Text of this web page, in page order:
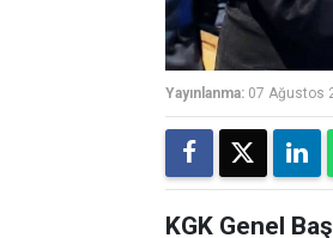
Yayınlanma: 07 Ağustos
KGK Genel